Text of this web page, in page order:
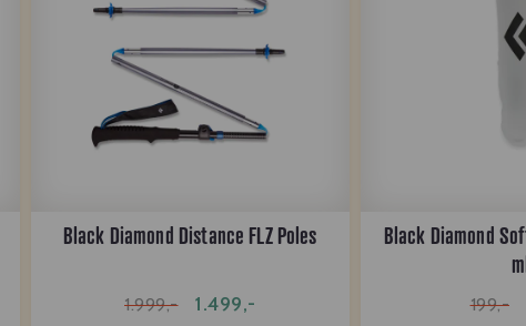
Black Diamond Distance FLZ Poles
1.999,- 1.499,-
Black Diamond
199,-